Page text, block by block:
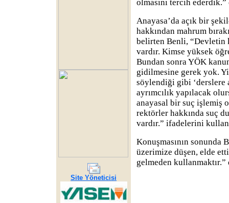
Site Yöneticisi
olmasını tercih ederdik.”
Anayasa’da açık bir
hakkından mahrum
belirten Benli,
vardır. Kimse yüksek
Bundan sonra YÖK
gidilmesine gerek yok.
söylendiği gibi ‘derslere
ayrımcılık yapılacak
anayasal bir suç işlemiş
rektörler hakkında suç
vardır.” ifadelerini
Konuşmasının sonunda
üzerimize düşen, elde
gelmeden kullanmaktır.”